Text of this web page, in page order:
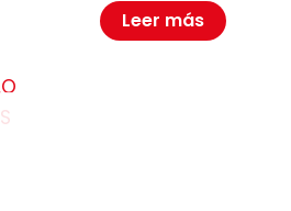
Leer más